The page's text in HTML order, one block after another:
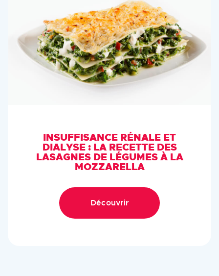
INSUFFISANCE RÉNALE ET
DIALYSE : LA RECETTE DES
LASAGNES DE LÉGUMES À LA
MOZZARELLA
Découvrir